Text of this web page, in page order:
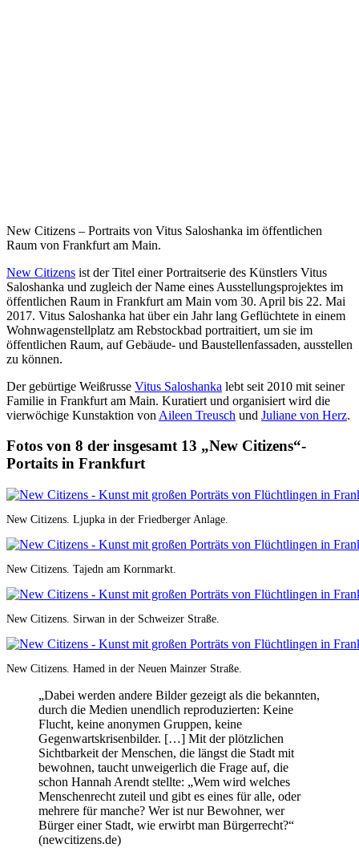
New Citizens – Portraits von Vitus Saloshanka im öffentlichen
Raum von Frankfurt am Main.
New Citizens ist der Titel einer Portraitserie des Künstlers Vitus
Saloshanka und zugleich der Name eines Ausstellungsprojektes im
öffentlichen Raum in Frankfurt am Main vom 30. April bis 22. Mai
2017. Vitus Saloshanka hat über ein Jahr lang Geflüchtete in einem
Wohnwagenstellplatz am Rebstockbad portraitiert, um sie im
öffentlichen Raum, auf Gebäude- und Baustellenfassaden, ausstellen
zu können.
Der gebürtige Weißrusse Vitus Saloshanka lebt seit 2010 mit seiner
Familie in Frankfurt am Main. Kuratiert und organisiert wird die
vierwöchige Kunstaktion von Aileen Treusch und Juliane von Herz.
Fotos von 8 der insgesamt 13 „New Citizens“-
Portaits in Frankfurt
New Citizens. Ljupka in der Friedberger Anlage.
New Citizens. Tajedn am Kornmarkt.
New Citizens. Sirwan in der Schweizer Straße.
New Citizens. Hamed in der Neuen Mainzer Straße.
„Dabei werden andere Bilder gezeigt als die bekannten,
durch die Medien unendlich reproduzierten: Keine
Flucht, keine anonymen Gruppen, keine
Gegenwartskrisenbilder. […] Mit der plötzlichen
Sichtbarkeit der Menschen, die längst die Stadt mit
bewohnen, taucht unweigerlich die Frage auf, die
schon Hannah Arendt stellte: „Wem wird welches
Menschenrecht zuteil und gibt es eines für alle, oder
mehrere für manche? Wer ist nur Bewohner, wer
Bürger einer Stadt, wie erwirbt man Bürgerrecht?“
(newcitizens.de)